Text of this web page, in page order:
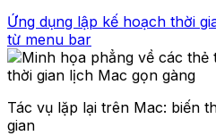
Ứng dụng lập kế hoạch thời
từ menu bar
Tác vụ lặp lại trên Mac: biến
gian